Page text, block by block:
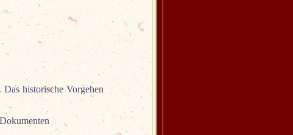
historische Vorgehen